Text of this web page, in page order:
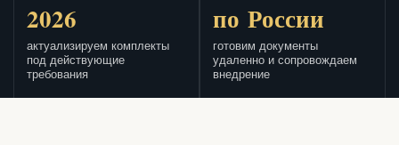
2026
актуализируем комплекты
под действующие
требования
по России
готовим документы
удаленно и сопровождаем
внедрение